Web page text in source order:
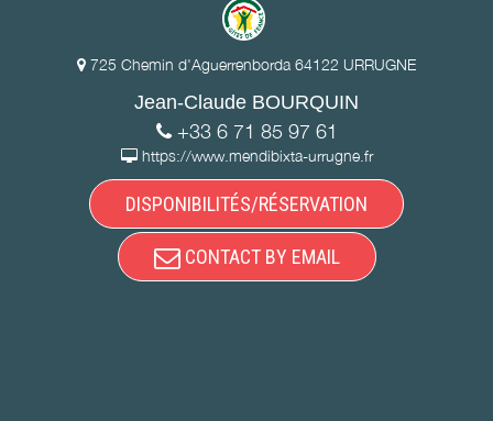
725 Chemin d'Aguerrenborda 64122 URRUGNE
Jean-Claude BOURQUIN
+33 6 71 85 97 61
https://www.mendibixta-urrugne.fr
DISPONIBILITÉS/RÉSERVATION
CONTACT BY EMAIL